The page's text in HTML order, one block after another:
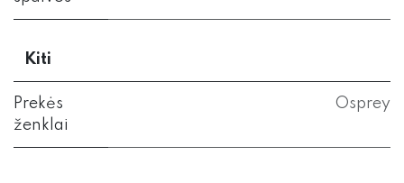
Kiti
Prekės
ženklai
Osprey